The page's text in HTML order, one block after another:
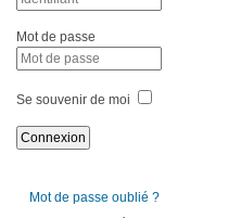
Mot de passe
Se souvenir de moi
Mot de passe oublié ?